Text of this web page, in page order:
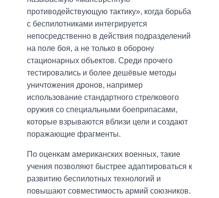
противодействующую тактику», когда борьба
с беспилотниками интегрируется
непосредственно в действия подразделений
на поле боя, а не только в оборону
стационарных объектов. Среди прочего
тестировались и более дешёвые методы
уничтожения дронов, например
использование стандартного стрелкового
оружия со специальными боеприпасами,
которые взрываются вблизи цели и создают
поражающие фрагменты.
По оценкам американских военных, такие
учения позволяют быстрее адаптироваться к
развитию беспилотных технологий и
повышают совместимость армий союзников.